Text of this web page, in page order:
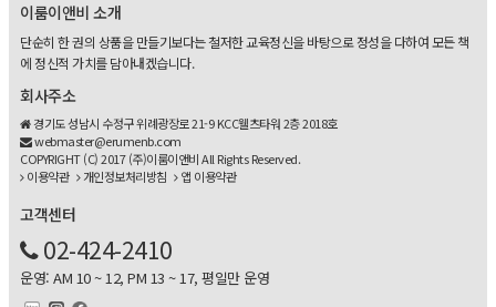
이룸이앤비 소개
단순히 한 권의 상품을 만들기보다는 철저한 교육정신을 바탕으로 정성을 다하여 모든 책
에 정신적 가치를 담아내겠습니다.
회사주소
경기도 성남시 수정구 위례광장로 21-9 KCC웰츠타워 2층 2018호
webmaster@erumenb.com
COPYRIGHT (C) 2017 (주)이룸이앤비 All Rights Reserved.
이용약관
개인정보처리방침 앱 이용약관
고객센터
02-424-2410
운영: AM 10 ~ 12, PM 13 ~ 17, 평일만 운영